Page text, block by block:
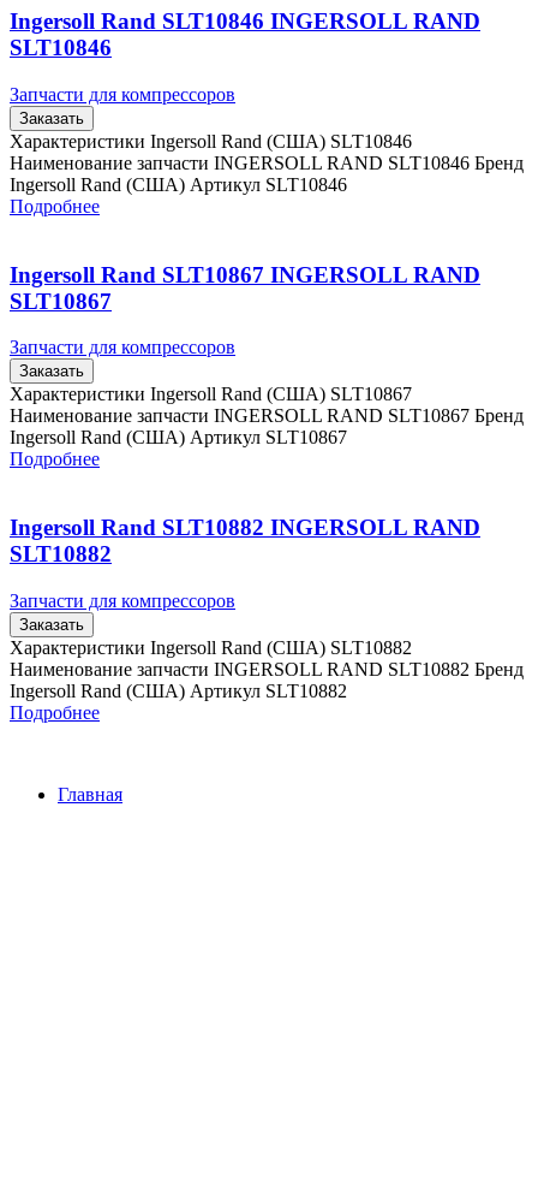
Ingersoll Rand SLT10846 INGERSOLL RAND
SLT10846
Запчасти для компрессоров
Заказать
Характеристики Ingersoll Rand (США) SLT10846
Наименование запчасти INGERSOLL RAND SLT10846 Бренд
Ingersoll Rand (США) Артикул SLT10846
Подробнее
Ingersoll Rand SLT10867 INGERSOLL RAND
SLT10867
Запчасти для компрессоров
Заказать
Характеристики Ingersoll Rand (США) SLT10867
Наименование запчасти INGERSOLL RAND SLT10867 Бренд
Ingersoll Rand (США) Артикул SLT10867
Подробнее
Ingersoll Rand SLT10882 INGERSOLL RAND
SLT10882
Запчасти для компрессоров
Заказать
Характеристики Ingersoll Rand (США) SLT10882
Наименование запчасти INGERSOLL RAND SLT10882 Бренд
Ingersoll Rand (США) Артикул SLT10882
Подробнее
Главная